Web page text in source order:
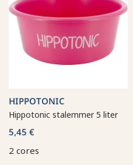
HIPPOTONIC
Hippotonic stalemmer 5 liter
5,45 €
2 cores